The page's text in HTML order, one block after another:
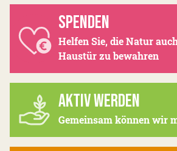
SPENDEN
Helfen Sie, die Natur
Haustür zu bewahren
AKTIV WERDEN
Gemeinsam können wir